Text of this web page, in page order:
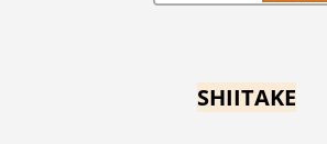
SHIITAKE